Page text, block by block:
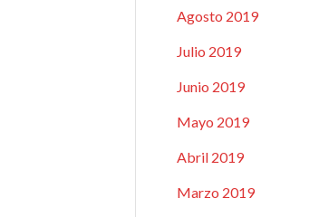
Agosto 2019
Julio 2019
Junio 2019
Mayo 2019
Abril 2019
Marzo 2019